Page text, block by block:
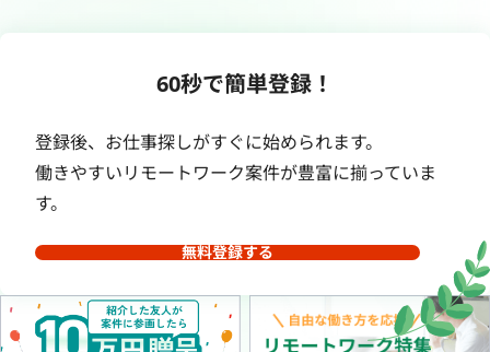
60秒で簡単登録！
登録後、お仕事探しがすぐに始められます。
働きやすいリモートワーク案件が豊富に揃っていま
す。
無料登録する